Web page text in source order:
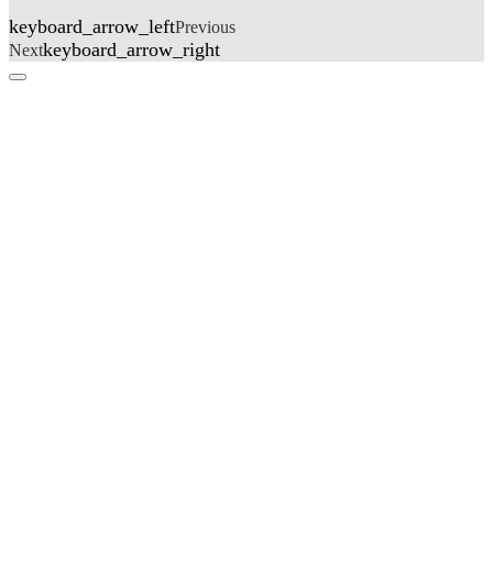
keyboard_arrow_leftPrevious
Nextkeyboard_arrow_right